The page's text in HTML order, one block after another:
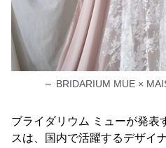
～ BRIDARIUM MUE ×
ブライダリウム ミューが発表
スは、国内で活躍するデザイ